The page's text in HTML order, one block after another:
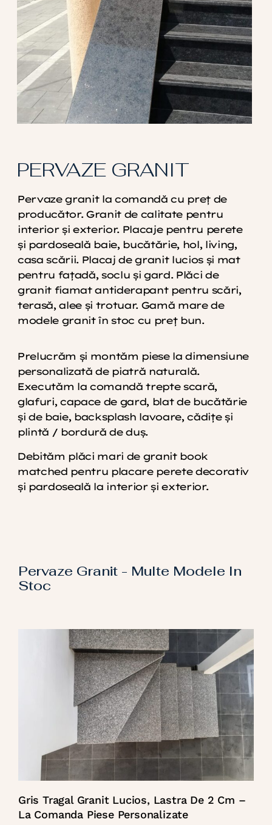
PERVAZE GRANIT
Pervaze granit la comandă cu preț de
producător. Granit de calitate pentru
interior și exterior. Placaje pentru perete
și pardoseală baie, bucătărie, hol, living,
casa scării. Placaj de granit lucios și mat
pentru fațadă, soclu și gard. Plăci de
granit fiamat antiderapant pentru scări,
terasă, alee și trotuar. Gamă mare de
modele granit în stoc cu preț bun.
Prelucrăm și montăm piese la dimensiune
personalizată de piatră naturală.
Executăm la comandă trepte scară,
glafuri, capace de gard, blat de bucătărie
și de baie, backsplash lavoare, cădițe și
plintă / bordură de duș.
Debităm plăci mari de granit book
matched pentru placare perete decorativ
și pardoseală la interior și exterior.
Pervaze Granit - Multe Modele In
Stoc
Gris Tragal Granit Lucios, Lastra De 2 Cm –
La Comanda Piese Personalizate